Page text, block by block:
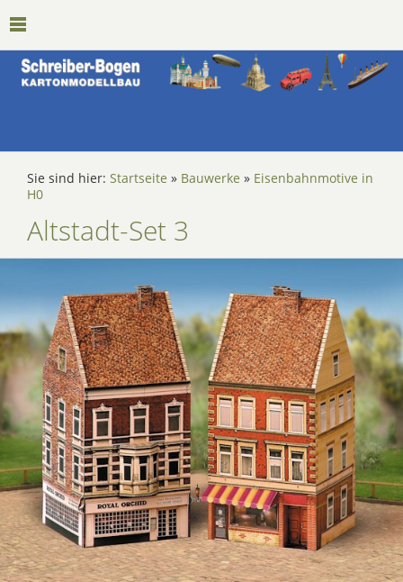
Sie sind hier: Startseite » Bauwerke » Eisenbahnmotive in
H0
Altstadt-Set 3